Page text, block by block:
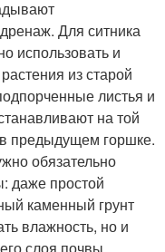
Для ситника
использовать и
из старой
листья и
на той
предыдущем горшке.
обязательно
даже простой
каменный грунт
влажность, но и
слоя почвы.